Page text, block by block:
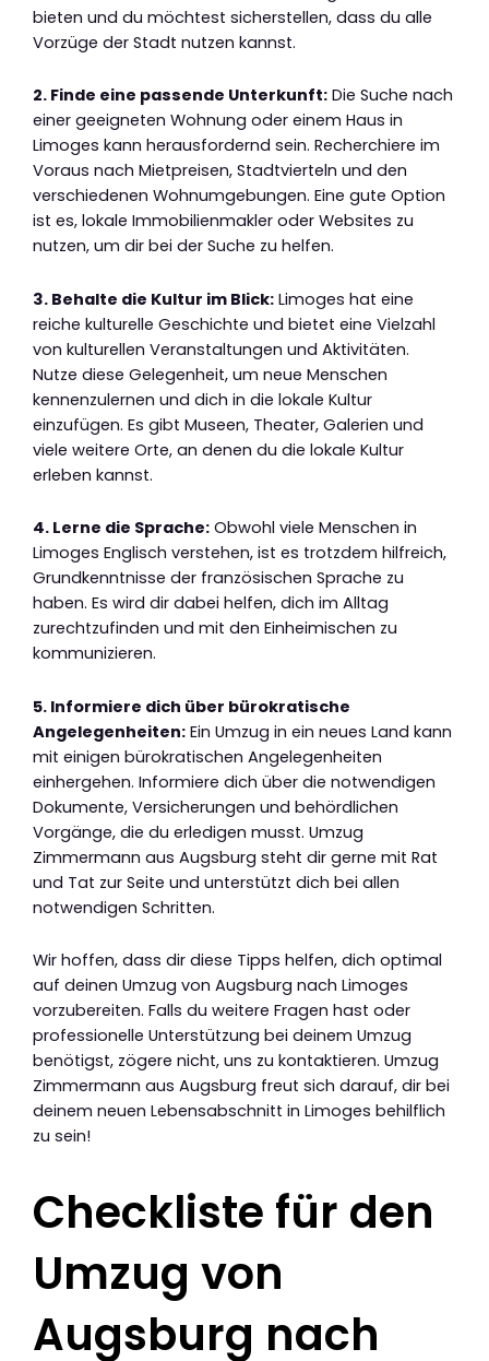
bieten und du möchtest sicherstellen, dass du alle
Vorzüge der Stadt nutzen kannst.
2. Finde eine passende Unterkunft: Die Suche nach
einer geeigneten Wohnung oder einem Haus in
Limoges kann herausfordernd sein. Recherchiere im
Voraus nach Mietpreisen, Stadtvierteln und den
verschiedenen Wohnumgebungen. Eine gute Option
ist es, lokale Immobilienmakler oder Websites zu
nutzen, um dir bei der Suche zu helfen.
3. Behalte die Kultur im Blick: Limoges hat eine
reiche kulturelle Geschichte und bietet eine Vielzahl
von kulturellen Veranstaltungen und Aktivitäten.
Nutze diese Gelegenheit, um neue Menschen
kennenzulernen und dich in die lokale Kultur
einzufügen. Es gibt Museen, Theater, Galerien und
viele weitere Orte, an denen du die lokale Kultur
erleben kannst.
4. Lerne die Sprache: Obwohl viele Menschen in
Limoges Englisch verstehen, ist es trotzdem hilfreich,
Grundkenntnisse der französischen Sprache zu
haben. Es wird dir dabei helfen, dich im Alltag
zurechtzufinden und mit den Einheimischen zu
kommunizieren.
5. Informiere dich über bürokratische
Angelegenheiten: Ein Umzug in ein neues Land kann
mit einigen bürokratischen Angelegenheiten
einhergehen. Informiere dich über die notwendigen
Dokumente, Versicherungen und behördlichen
Vorgänge, die du erledigen musst. Umzug
Zimmermann aus Augsburg steht dir gerne mit Rat
und Tat zur Seite und unterstützt dich bei allen
notwendigen Schritten.
Wir hoffen, dass dir diese Tipps helfen, dich optimal
auf deinen Umzug von Augsburg nach Limoges
vorzubereiten. Falls du weitere Fragen hast oder
professionelle Unterstützung bei deinem Umzug
benötigst, zögere nicht, uns zu kontaktieren. Umzug
Zimmermann aus Augsburg freut sich darauf, dir bei
deinem neuen Lebensabschnitt in Limoges behilflich
zu sein!
Checkliste für den
Umzug von
Augsburg nach